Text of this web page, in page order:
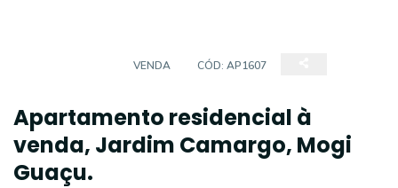
VENDA CÓD: AP1607
Apartamento residencial à
venda, Jardim Camargo, Mogi
Guaçu.